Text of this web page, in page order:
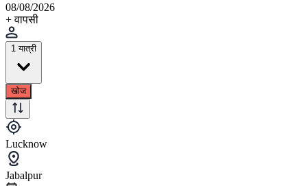
08/08/2026
+ वापसी
1 यात्री
खोज
Lucknow
Jabalpur